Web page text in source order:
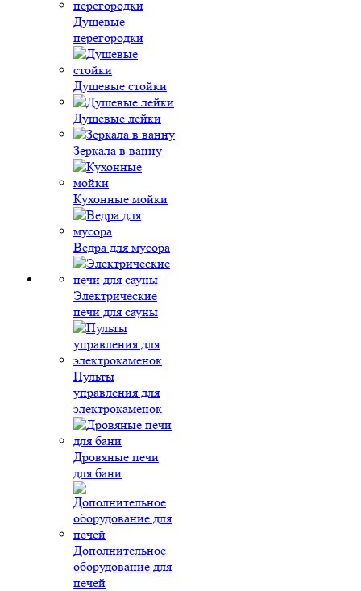
Душевые
перегородки
Душевые стойки
Душевые лейки
Зеркала в ванну
Кухонные мойки
Ведра для мусора
Электрические
печи для сауны
Пульты
управления для
электрокаменок
Дровяные печи
для бани
Дополнительное
оборудование для
печей